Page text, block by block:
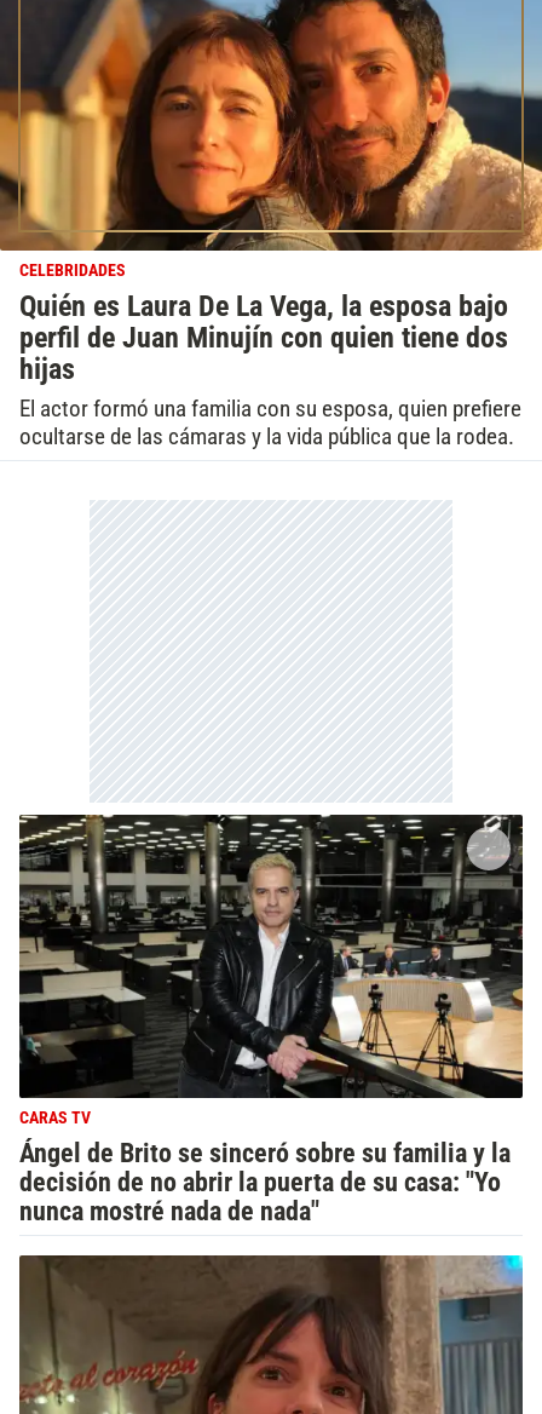
CELEBRIDADES
Quién es Laura De La Vega, la esposa bajo
perfil de Juan Minujín con quien tiene dos
hijas
El actor formó una familia con su esposa, quien prefiere
ocultarse de las cámaras y la vida pública que la rodea.
CARAS TV
Ángel de Brito se sinceró sobre su familia y la
decisión de no abrir la puerta de su casa: "Yo
nunca mostré nada de nada"